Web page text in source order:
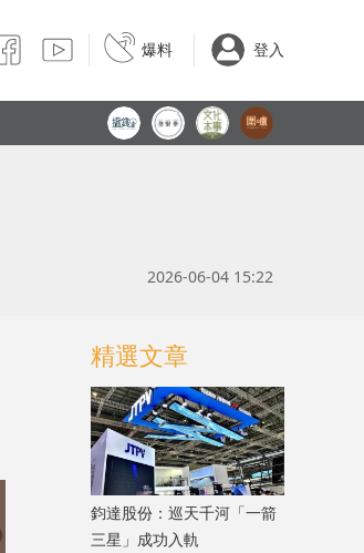
爆料 登入
2026-06-04 15:22
精選文章
鈞達股份：巡天千河「一箭
三星」成功入軌